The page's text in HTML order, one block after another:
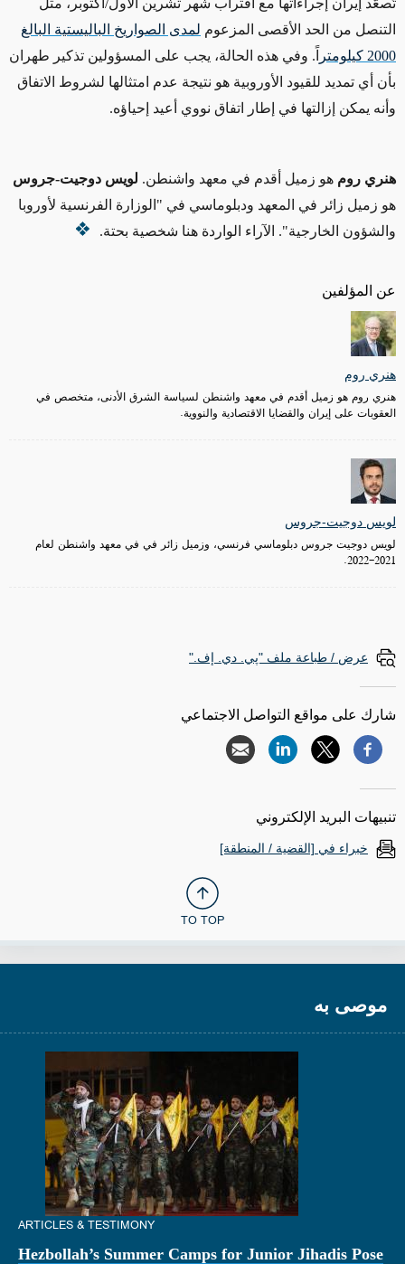
عن المؤلفين
هنري روم
هنري روم هو زميل أقدم في معهد واشنطن لسياسة الشرق الأدنى، متخصص في
العقوبات على إيران والقضايا الاقتصادية والنووية.
لويس دوجيت-جروس
لويس دوجيت جروس دبلوماسي فرنسي، وزميل زائر في في معهد واشنطن لعام
2021-2022.
تُصعّد إيران إجراءاتها مع اقتراب شهر تشرين الأول/أكتوبر، مثل
التنصل من الحد الأقصى المزعوم لمدى الصواريخ الباليستية البالغ
2000 كيلومتر
. وفي هذه الحالة، يجب على المسؤولين تذكير طهران
بأن أي تمديد للقيود الأوروبية هو نتيجة عدم امتثالها لشروط الاتفاق
وأنه يمكن إزالتها في إطار اتفاق نووي أعيد إحياؤه.
هنري روم هو زميل أقدم في معهد واشنطن. لويس دوجيت-جروس
هو زميل زائر في المعهد ودبلوماسي في "الوزارة الفرنسية لأوروبا
والشؤون الخارجية". الآراء الواردة هنا شخصية بحتة.
عرض / طباعة ملف "پي. دي. إف."
شارك على مواقع التواصل الاجتماعي
تنبيهات البريد الإلكتروني
خبراء في [القضية / المنطقة]
TO TOP
موصى به
ARTICLES & TESTIMONY
Hezbollah’s Summer Camps for Junior Jihadis Pose